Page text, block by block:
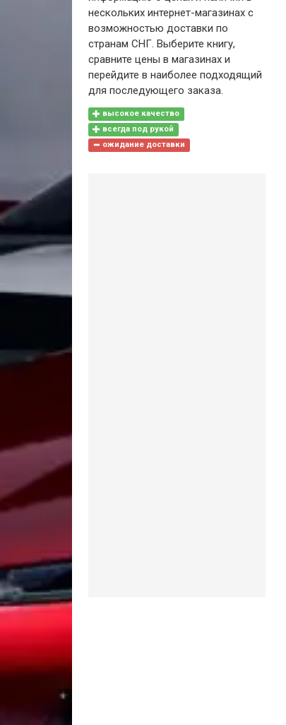
нескольких интернет-магазинах с
возможностью доставки по
странам СНГ. Выберите книгу,
сравните цены в магазинах и
перейдите в наиболее подходящий
для последующего заказа.
высокое качество
всегда под рукой
ожидание доставки